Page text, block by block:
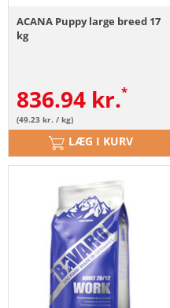
ACANA Puppy large breed 17
kg
836.94 kr.
(49.23 kr. / kg)
LÆG I KURV